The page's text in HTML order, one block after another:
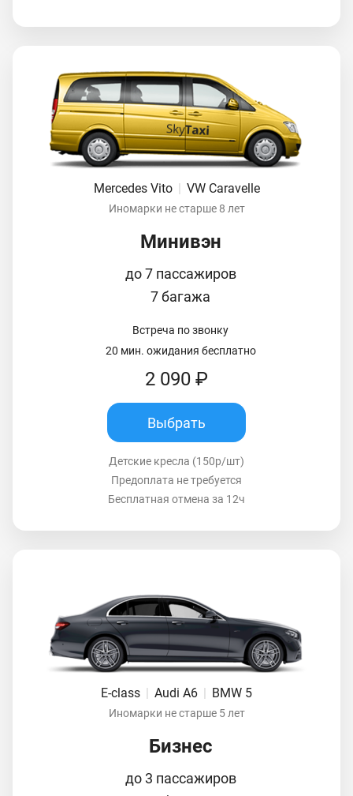
Mercedes Vito VW Caravelle
Иномарки не старше 8 лет
Минивэн
до 7 пассажиров
7 багажа
Встреча по звонку
20 мин. ожидания бесплатно
2 090 ₽
Выбрать
Детские кресла (150р/шт)
Предоплата не требуется
Бесплатная отмена за 12ч
E-class | Audi A6 | BMW 5
Иномарки не старше 5 лет
Бизнес
до 3 пассажиров